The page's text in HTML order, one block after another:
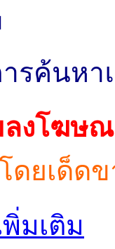
รค้นหา
งโฆษณ
ดยเด็ด
มเติม